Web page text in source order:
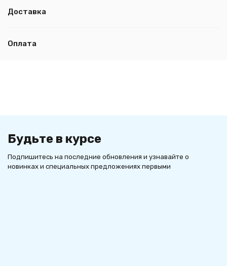
Доставка
Оплата
Будьте в курсе
Подпишитесь на последние обновления и узнавайте о
новинках и специальных предложениях первыми